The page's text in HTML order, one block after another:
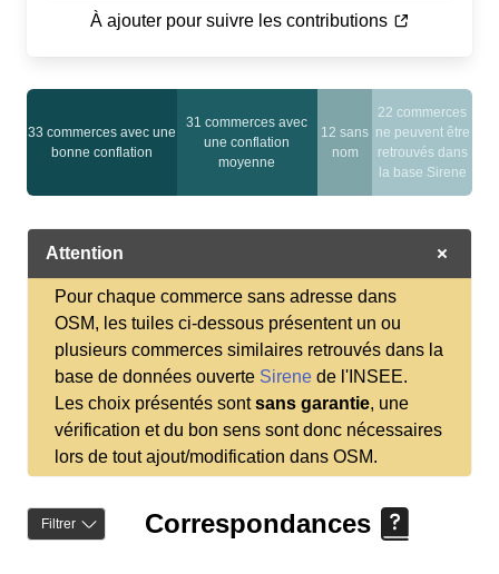
À ajouter pour suivre les contributions
33 commerces avec une
bonne conflation
31 commerces avec
une conflation
moyenne
12 sans
nom
22 commerces
ne peuvent être
retrouvés dans
la base Sirene
Attention
Pour chaque commerce sans adresse dans
OSM, les tuiles ci-dessous présentent un ou
plusieurs commerces similaires retrouvés dans la
base de données ouverte Sirene de l'INSEE.
Les choix présentés sontsans garantie, une
vérification et du bon sens sont donc nécessaires
lors de tout ajout/modification dans OSM.
Filtrer Correspondances